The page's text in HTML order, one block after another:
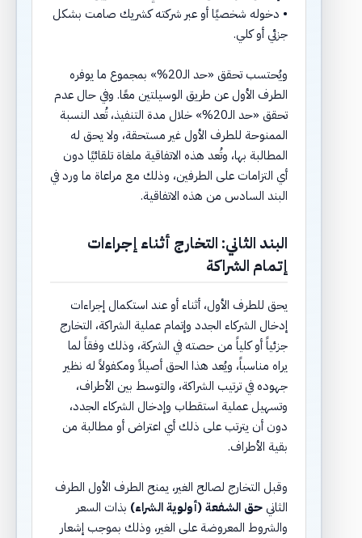
• دخوله شخصيًا أو عبر شركته كشريك صامت بشكل
جزئي أو كلي.
ويُحتسب تحقق «حد الـ20%» بمجموع ما يوفره
الطرف الأول عن طريق الوسيلتين معًا. وفي حال عدم
تحقق «حد الـ20%» خلال مدة التنفيذ، تُعد النسبة
الممنوحة للطرف الأول غير مستحقة، ولا يحق له
المطالبة بها، وتُعد هذه الاتفاقية ملغاة تلقائيًا دون
أي التزامات على الطرفين، وذلك مع مراعاة ما ورد في
البند السادس من هذه الاتفاقية.
البند الثاني: التخارج أثناء إجراءات
إتمام الشراكة
يحق للطرف الأول، أثناء أو عند استكمال إجراءات
إدخال الشركاء الجدد وإتمام عملية الشراكة، التخارج
جزئياً أو كلياً من حصته في الشركة، وذلك وفقاً لما
يراه مناسباً، ويُعد هذا الحق أصيلاً ومكفولاً له نظير
جهوده في ترتيب الشراكة، والتوسط بين الأطراف،
وتسهيل عملية استقطاب وإدخال الشركاء الجدد،
دون أن يترتب على ذلك أي اعتراض أو مطالبة من
بقية الأطراف.
وقبل التخارج لصالح الغير، يمنح الطرف الأول الطرف
الثاني حق الشفعة (أولوية الشراء) بذات السعر
والشروط المعروضة على الغير، وذلك بموجب إشعار